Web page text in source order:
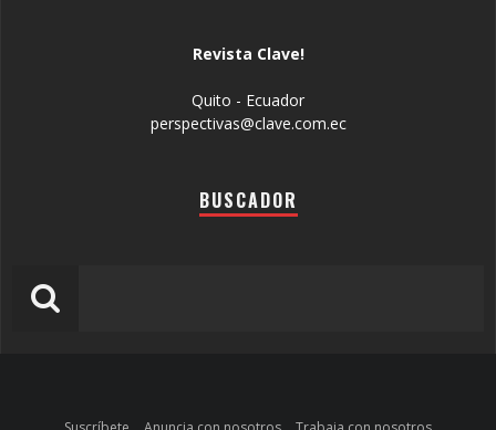
Revista Clave!
Quito - Ecuador
perspectivas@clave.com.ec
BUSCADOR